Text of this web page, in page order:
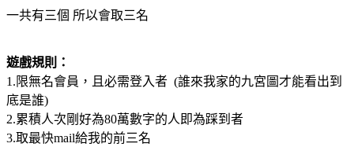
一共有三個 所以會取三名
遊戲規則：
1.限無名會員，且必需登入者 (誰來我家的九宮圖才能看出到
底是誰)
2.累積人次剛好為80萬數字的人即為踩到者
3.取最快mail給我的前三名